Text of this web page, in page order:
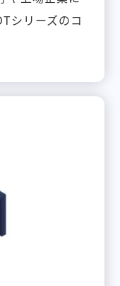
シリーズのコ